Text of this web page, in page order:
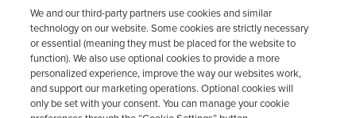
Obtén un presupuesto gratuito en cuestión de minutos y
programa tu instalación hoy mismo.
Solicita un presupuesto gratuito
We and our third-party partners use cookies and similar
technology on our website. Some cookies are strictly necessary
or essential (meaning they must be placed for the website to
function). We also use optional cookies to provide a more
personalized experience, improve the way our websites work,
and support our marketing operations. Optional cookies will
only be set with your consent. You can manage your cookie